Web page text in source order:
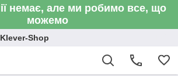
немає, але ми робимо все, що
можемо
Klever-Shop